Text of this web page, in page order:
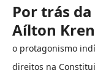
Por trás
Aílton
o protagonismo
direitos na